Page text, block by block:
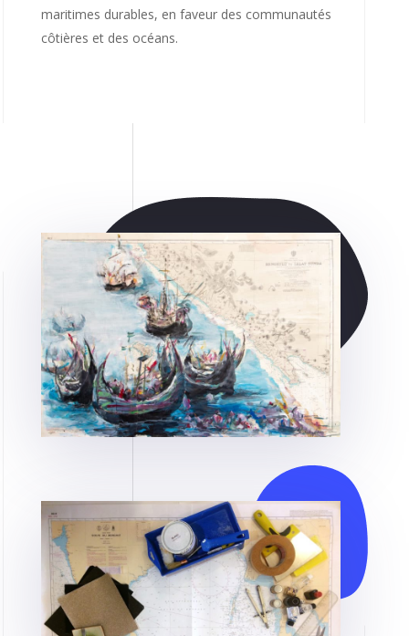
maritimes durables, en faveur des communautés
côtières et des océans.